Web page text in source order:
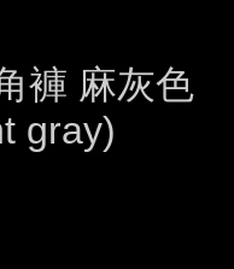
褲 麻灰色
gray)